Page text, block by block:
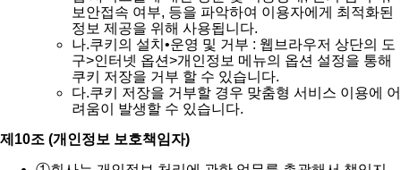
보안접속 여부, 등을 파악하여 이용자에게 최적화된
정보 제공을 위해 사용됩니다.
나.쿠키의 설치•운영 및 거부 : 웹브라우저 상단의 도
구>인터넷 옵션>개인정보 메뉴의 옵션 설정을 통해
쿠키 저장을 거부 할 수 있습니다.
다.쿠키 저장을 거부할 경우 맞춤형 서비스 이용에 어
려움이 발생할 수 있습니다.
제10조 (개인정보 보호책임자)